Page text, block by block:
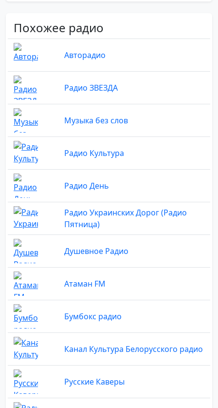
Похожее радио
Авторадио
Радио ЗВЕЗДА
Музыка без слов
Радио Культура
Радио День
Радио Украинских Дорог (Радио
Пятница)
Душевное Радио
Атаман FM
Бумбокс радио
Канал Культура Белорусского радио
Русские Каверы